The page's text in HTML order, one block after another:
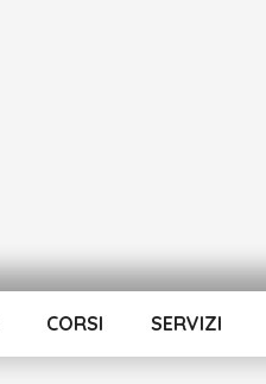
CORSI SERVIZI